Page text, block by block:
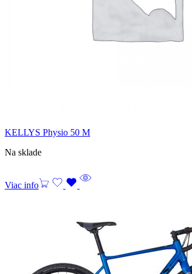
KELLYS Physio 50 M
Na sklade
Viac info